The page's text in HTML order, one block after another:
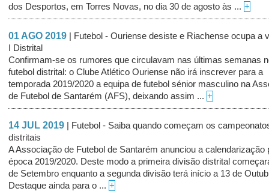
dos Desportos, em Torres Novas, no dia 30 de agosto às ... +
01 AGO 2019
| Futebol - Ouriense desiste e Riachense ocupa a
I Distrital
Confirmam-se os rumores que circulavam nas últimas semanas
futebol distrital: o Clube Atlético Ouriense não irá inscrever para a
temporada 2019/2020 a equipa de futebol sénior masculino na
de Futebol de Santarém (AFS), deixando assim ... +
14 JUL 2019
| Futebol - Saiba quando começam os
distritais
A Associação de Futebol de Santarém anunciou a calendarização
época 2019/2020. Deste modo a primeira divisão distrital
de Setembro enquanto a segunda divisão terá início a 13 de
Destaque ainda para o ... +